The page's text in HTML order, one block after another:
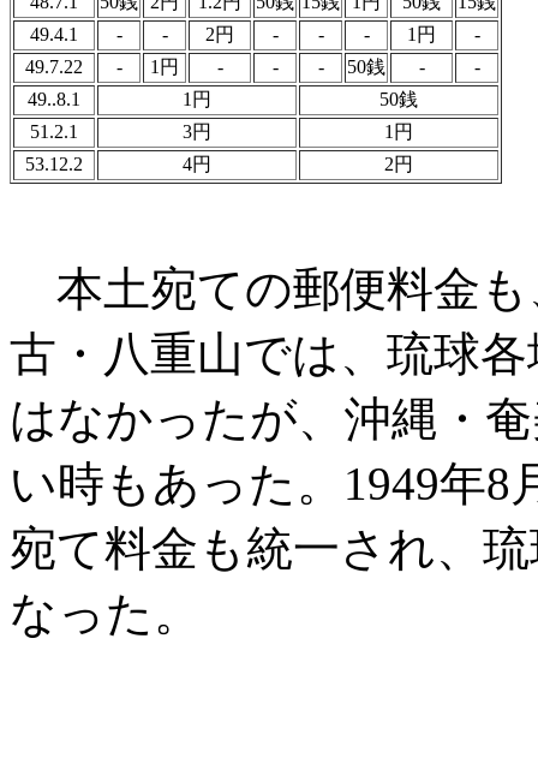
49.4.1
- - 2円 - - - 1円
-
49.7.22
- 1円 - - - 50銭 -
-
49..8.1
1円
50銭
51.2.1
3円
1円
53.12.2
4円 2円
本土宛ての郵便料金
古・八重山では、琉球
はなかったが、沖縄・
い時もあった。1949年
宛て料金も統一され、
なった。